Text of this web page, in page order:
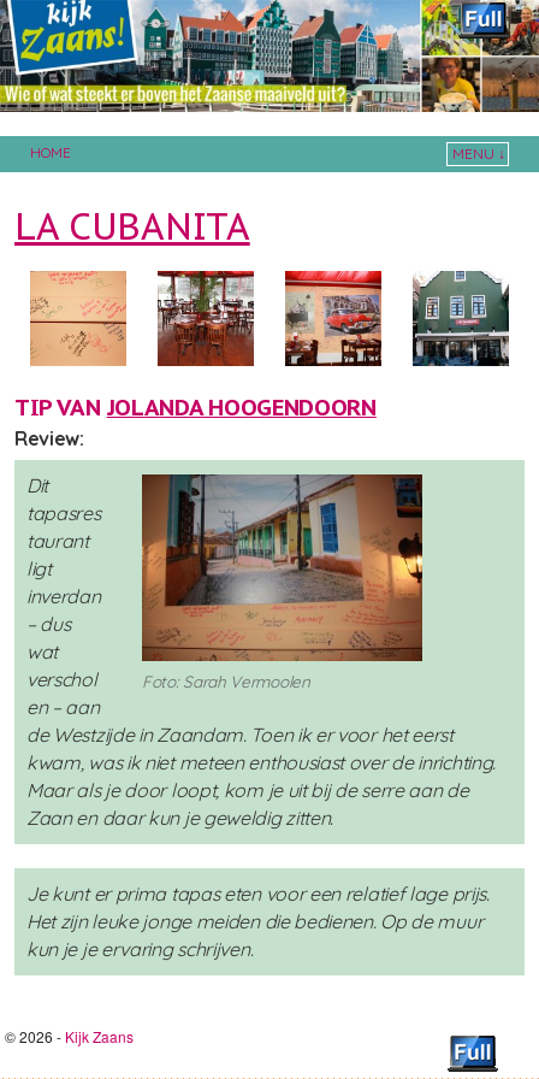
HOME
MENU ↓
LA CUBANITA
TIP VAN JOLANDA HOOGENDOORN
Review:
Foto: Sarah Vermoolen
Dit
tapasres
taurant
ligt
inverdan
– dus
wat
verschol
en – aan
de Westzijde in Zaandam. Toen ik er voor het eerst
kwam, was ik niet meteen enthousiast over de inrichting.
Maar als je door loopt, kom je uit bij de serre aan de
Zaan en daar kun je geweldig zitten.
Je kunt er prima tapas eten voor een relatief lage prijs.
Het zijn leuke jonge meiden die bedienen. Op de muur
kun je je ervaring schrijven.
© 2026 - Kijk Zaans